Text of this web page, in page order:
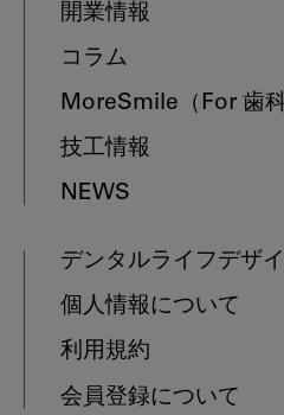
開業情報
コラム
MoreSmile （For 歯
技工情報
NEWS
デンタルライフデザ
個人情報について
利用規約
会員登録について